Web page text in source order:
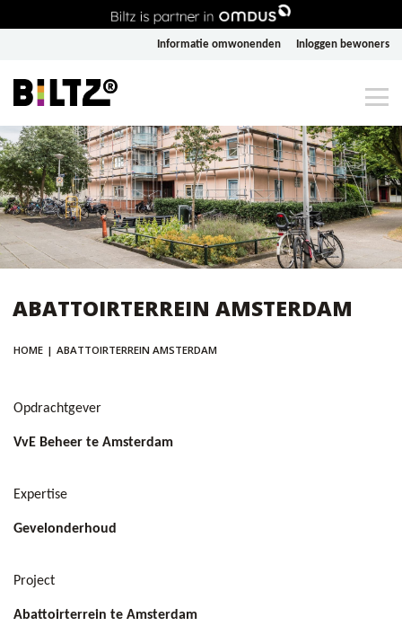
Informatie omwonenden Inloggen bewoners
ABATTOIRTERREIN AMSTERDAM
HOME | ABATTOIRTERREIN AMSTERDAM
Opdrachtgever
VvE Beheer te Amsterdam
Expertise
Gevelonderhoud
Project
Abattoirterrein te Amsterdam